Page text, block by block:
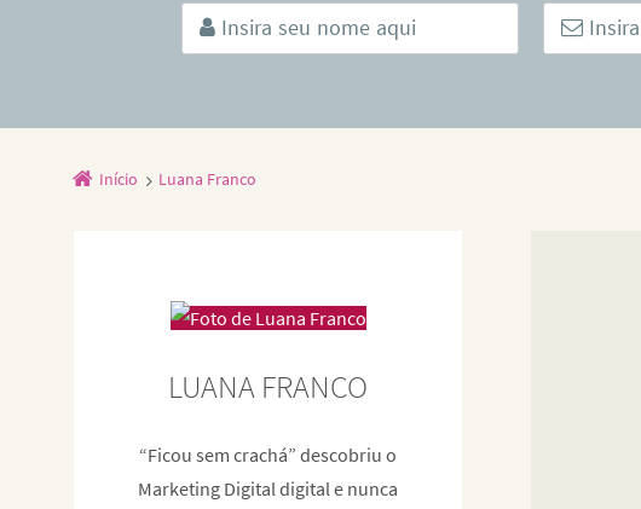
Início Luana Franco
LUANA FRANCO
“Ficou sem crachá” descobriu o
Marketing Digital digital e nunca